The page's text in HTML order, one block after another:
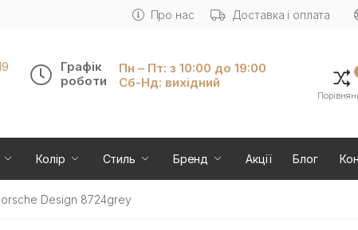
Про нас Доставка і оплата
Графік
роботи
Пн – Пт: з 10:00 до 19:00
Сб-Нд: вихідний
Колір Стиль Бренд Акції Блог
Design 8724grey